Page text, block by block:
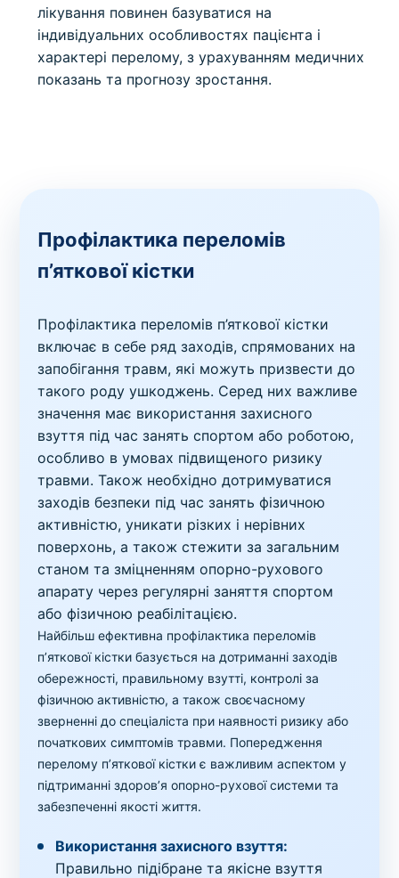
лікування повинен базуватися на
індивідуальних особливостях пацієнта і
характері перелому, з урахуванням медичних
показань та прогнозу зростання.
Профілактика переломів
п’яткової кістки
Профілактика переломів п’яткової кістки
включає в себе ряд заходів, спрямованих на
запобігання травм, які можуть призвести до
такого роду ушкоджень. Серед них важливе
значення має використання захисного
взуття під час занять спортом або роботою,
особливо в умовах підвищеного ризику
травми. Також необхідно дотримуватися
заходів безпеки під час занять фізичною
активністю, уникати різких і нерівних
поверхонь, а також стежити за загальним
станом та зміцненням опорно-рухового
апарату через регулярні заняття спортом
або фізичною реабілітацією.
Найбільш ефективна профілактика переломів
п’яткової кістки базується на дотриманні заходів
обережності, правильному взутті, контролі за
фізичною активністю, а також своєчасному
зверненні до спеціаліста при наявності ризику або
початкових симптомів травми. Попередження
перелому п’яткової кістки є важливим аспектом у
підтриманні здоров’я опорно-рухової системи та
забезпеченні якості життя.
Використання захисного взуття:
Правильно підібране та якісне взуття